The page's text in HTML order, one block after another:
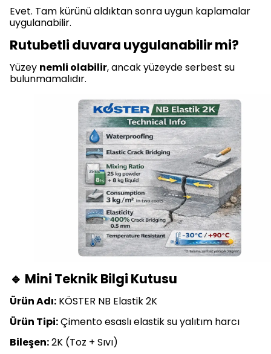
Evet. Tam kürünü aldıktan sonra uygun kaplamalar
uygulanabilir.
Rutubetli duvara uygulanabilir mi?
Yüzey nemli olabilir, ancak yüzeyde serbest su
bulunmamalıdır.
🔹 Mini Teknik Bilgi Kutusu
Ürün Adı: KÖSTER NB Elastik 2K
Ürün Tipi:Çimento esaslı elastik su yalıtım harcı
Bileşen:2K (Toz + Sıvı)